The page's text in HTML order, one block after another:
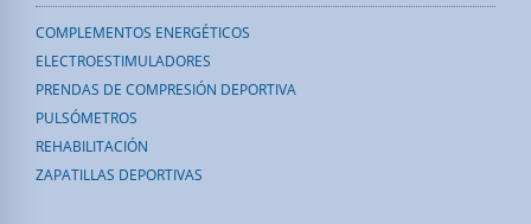
COMPLEMENTOS ENERGÉTICOS
ELECTROESTIMULADORES
PRENDAS DE COMPRESIÓN DEPORTIVA
PULSÓMETROS
REHABILITACIÓN
ZAPATILLAS DEPORTIVAS